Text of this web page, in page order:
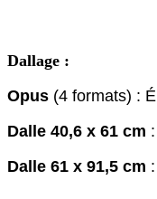
Dallage :
Opus (4 formats) :
Dalle 40,6 x 61 cm
Dalle 61 x 91,5 cm